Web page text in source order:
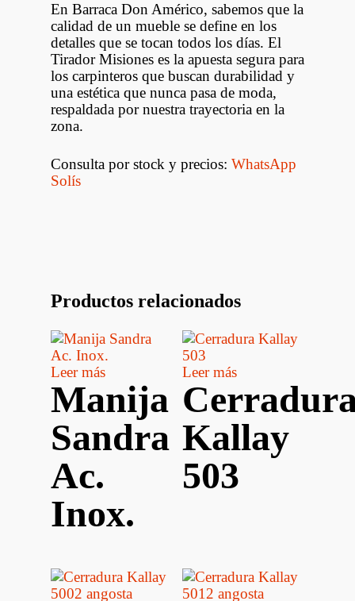
En Barraca Don Américo, sabemos que la
calidad de un mueble se define en los
detalles que se tocan todos los días. El
Tirador Misiones es la apuesta segura para
los carpinteros que buscan durabilidad y
una estética que nunca pasa de moda,
respaldada por nuestra trayectoria en la
zona.
Consulta por stock y precios: WhatsApp
Solís
Productos relacionados
Leer más
Manija
Sandra
Ac.
Inox.
Leer más
Kallay
503